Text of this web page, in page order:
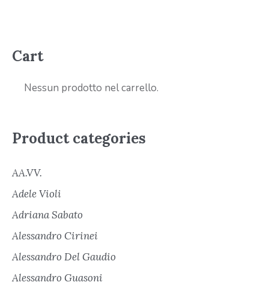
Cart
Nessun prodotto nel carrello.
Product categories
AA.VV.
Adele Violi
Adriana Sabato
Alessandro Cirinei
Alessandro Del Gaudio
Alessandro Guasoni